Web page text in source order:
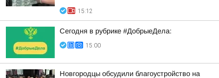
15:12
Сегодня в рубрике #ДобрыеДела:
15:00
Новгородцы обсудили благоустройство на